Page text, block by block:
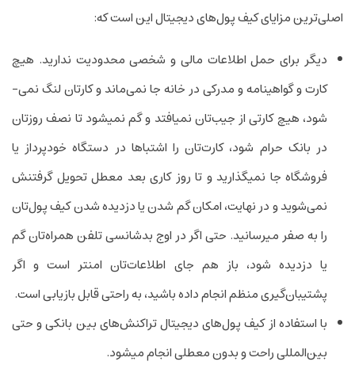
اصلی‌ترین مزایای کیف پول‌های دیجیتال این است که:
دیگر برای حمل اطلاعات مالی و شخصی محدودیت ندارید. هیچ
کارت و گواهینامه و مدرکی در خانه جا نمی­‌ماند و کارتان لنگ نمی‌­
شود، هیچ کارتی از جیب‌تان نمی­افتد و گم نمی­شود تا نصف روزتان
در بانک حرام شود، کارت‌تان را اشتباها در دستگاه خودپرداز یا
فروشگاه جا نمی­گذارید و تا روز کاری بعد معطل تحویل گرفتنش
نمی‌­شوید و در نهایت، امکان گم شدن یا دزدیده شدن کیف پول‌تان
را به صفر می­رسانید. حتی اگر در اوج بدشانسی تلفن همراه‌تان گم
یا دزدیده شود، باز هم جای اطلاعات‌تان امن­تر است و اگر
پشتیبان‌گیری منظم انجام داده باشید، به راحتی قابل بازیابی است.
با استفاده از کیف ­پول‌های دیجیتال تراکنش­‌های بین بانکی و حتی
بین­‌المللی راحت و بدون معطلی انجام می­شود.